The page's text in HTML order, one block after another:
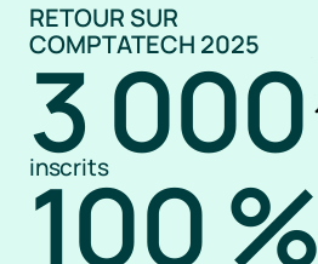
RETOUR SUR
COMPTATECH 2025
3 000
inscrits
100 %